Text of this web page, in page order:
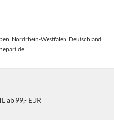
Nordrhein-Westfalen, Deutschland,
ab 99,- EUR